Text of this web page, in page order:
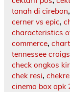
tanah di cirebon,
cerner vs epic,
characteristics
commerce,
tennessee
check ongkos
chek resi,
cinema box apk